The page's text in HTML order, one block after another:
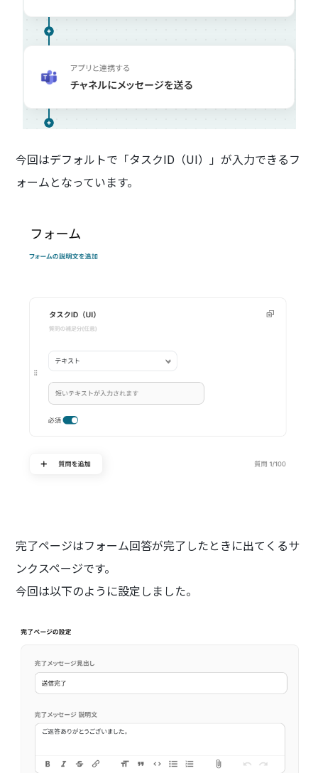
今回はデフォルトで「タスクID（UI）」が入力できるフ
ォームとなっています。
完了ページはフォーム回答が完了したときに出てくるサ
ンクスページです。
今回は以下のように設定しました。